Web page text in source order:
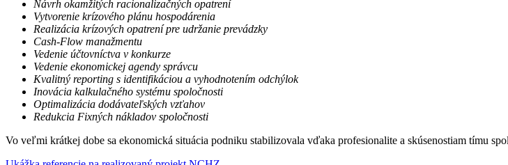
Návrh okamžitých racionalizačných opatrení
Vytvorenie krízového plánu hospodárenia
Realizácia krízových opatrení pre udržanie prevádzky
Cash-Flow manažmentu
Vedenie účtovníctva v konkurze
Vedenie ekonomickej agendy správcu
Kvalitný reporting s identifikáciou a vyhodnotením odchýlok
Inovácia kalkulačného systému spoločnosti
Optimalizácia dodávateľských vzťahov
Redukcia Fixných nákladov spoločnosti
Vo veľmi krátkej dobe sa ekonomická situácia podniku stabilizovala vďaka profesionalite a skúsenostiam tímu